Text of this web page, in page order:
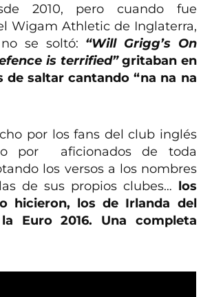
2010, pero cuando fue
Wigam Athletic de Inglaterra,
se soltó: “Will Grigg’s On
is terrified”gritaban en
de saltar cantando “na na na
por los fans del club inglés
por aficionados de toda
los versos a los nombres
de sus propios clubes… los
hicieron, los de Irlanda del
Euro 2016. Una completa